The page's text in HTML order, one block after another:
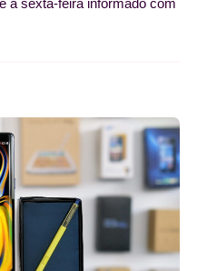
a sexta-feira informado com